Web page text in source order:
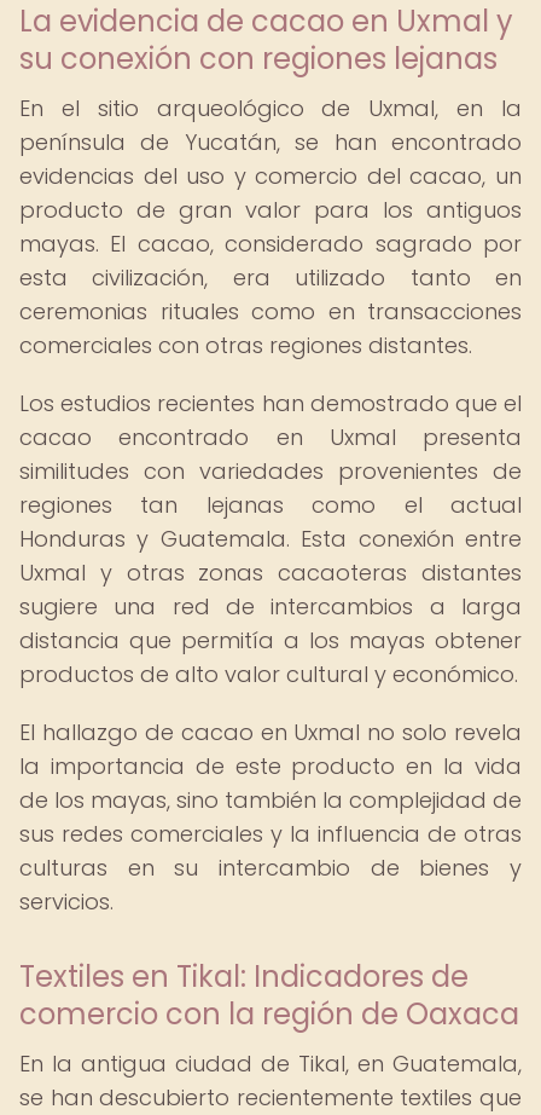
La evidencia de cacao en Uxmal y
su conexión con regiones lejanas
En el sitio arqueológico de Uxmal, en la
península de Yucatán, se han encontrado
evidencias del uso y comercio del cacao, un
producto de gran valor para los antiguos
mayas. El cacao, considerado sagrado por
esta civilización, era utilizado tanto en
ceremonias rituales como en transacciones
comerciales con otras regiones distantes.
Los estudios recientes han demostrado que el
cacao encontrado en Uxmal presenta
similitudes con variedades provenientes de
regiones tan lejanas como el actual
Honduras y Guatemala. Esta conexión entre
Uxmal y otras zonas cacaoteras distantes
sugiere una red de intercambios a larga
distancia que permitía a los mayas obtener
productos de alto valor cultural y económico.
El hallazgo de cacao en Uxmal no solo revela
la importancia de este producto en la vida
de los mayas, sino también la complejidad de
sus redes comerciales y la influencia de otras
culturas en su intercambio de bienes y
servicios.
Textiles en Tikal: Indicadores de
comercio con la región de Oaxaca
En la antigua ciudad de Tikal, en Guatemala,
se han descubierto recientemente textiles que